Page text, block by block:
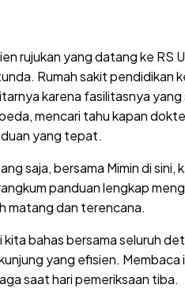
rujukan yang datang ke RS
Rumah sakit pendidikan
karena fasilitasnya
mencari tahu kapan
yang tepat.
saja, bersama Mimin di
panduan lengkap
matang dan terencana.
kita bahas bersama seluruh
yang efisien.
saat hari pemeriksaan tiba.